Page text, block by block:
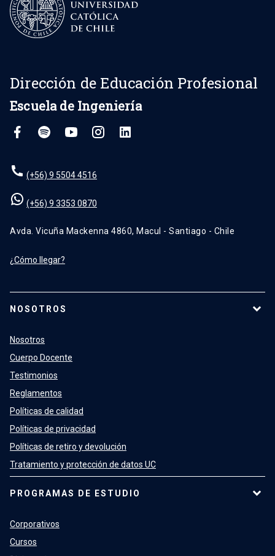
Dirección de Educación Profesional
Escuela de Ingeniería
(+56) 9 5504 4516
(+56) 9 3353 0870
Avda. Vicuña Mackenna 4860, Macul - Santiago - Chile
¿Cómo llegar?
NOSOTROS
Nosotros
Cuerpo Docente
Testimonios
Reglamentos
Políticas de calidad
Políticas de privacidad
Políticas de retiro y devolución
Tratamiento y protección de datos UC
PROGRAMAS DE ESTUDIO
Corporativos
Cursos